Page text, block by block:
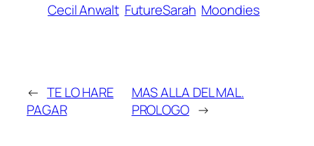
Cecil Anwalt FutureSarah Moondies
← TE LO HARE
PAGAR
MAS ALLA DEL MAL.
PROLOGO →